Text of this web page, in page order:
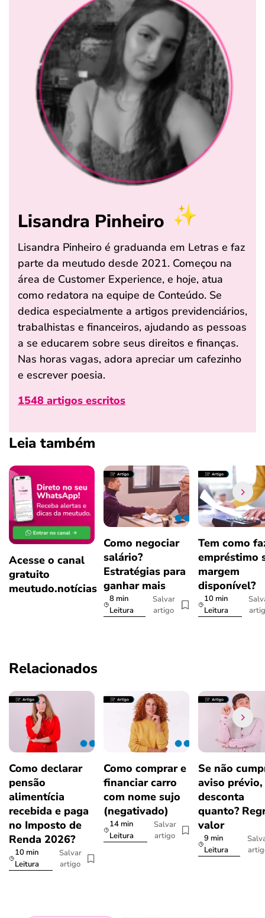
Lisandra Pinheiro
Lisandra Pinheiro é graduanda em Letras e faz
parte da meutudo desde 2021. Começou na
área de Customer Experience, e hoje, atua
como redatora na equipe de Conteúdo. Se
dedica especialmente a artigos previdenciários,
trabalhistas e financeiros, ajudando as pessoas
a se educarem sobre seus direitos e finanças.
Nas horas vagas, adora apreciar um cafezinho
e escrever poesia.
1548 artigos escritos
Leia também
Acesse o canal
gratuito
meutudo.notícias
Como negociar
salário?
Estratégias para
ganhar mais
8 min
Leitura
Salvar
artigo
Tem como
empréstimo
margem
disponível?
10 min
Leitura
Relacionados
Como declarar
pensão
alimentícia
recebida e paga
no Imposto de
Renda 2026?
10 min
Leitura
Salvar
artigo
Como comprar e
financiar carro
com nome sujo
(negativado)
14 min
Leitura
Salvar
artigo
Se não
aviso prévio,
desconta
quanto?
valor
9 min
Leitura